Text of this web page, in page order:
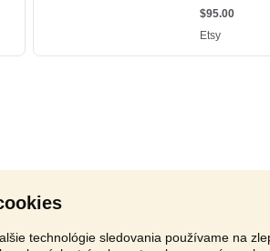
technológie sledovania používame na